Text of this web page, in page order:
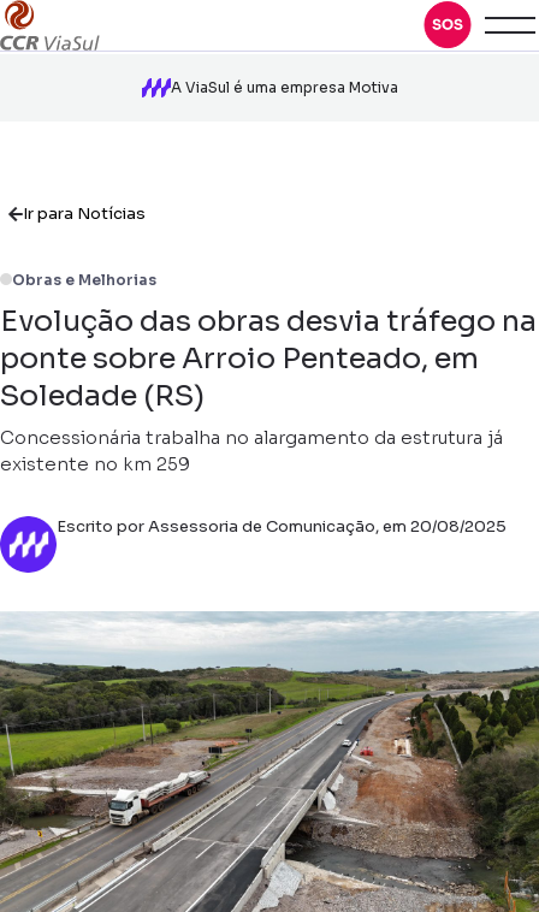
A ViaSul é uma empresa Motiva
Ir para Notícias
Obras e Melhorias
Evolução das obras desvia tráfego na
ponte sobre Arroio Penteado, em
Soledade (RS)
Concessionária trabalha no alargamento da estrutura já
existente no km 259
Escrito por Assessoria de Comunicação, em 20/08/2025